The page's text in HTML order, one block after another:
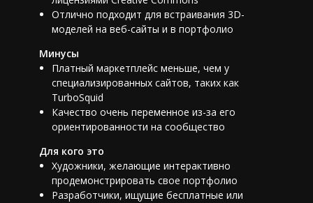
Отлично подходит для встраивания 3D-
моделей на веб-сайты и в портфолио
Минусы
Платный маркетплейс меньше, чем у
специализированных сайтов, таких как
TurboSquid
Качество очень переменное из-за его
ориентированности на сообщество
Для кого это
Художники, желающие интерактивно
продемонстрировать свое портфолио
Разработчики, ищущие бесплатные или